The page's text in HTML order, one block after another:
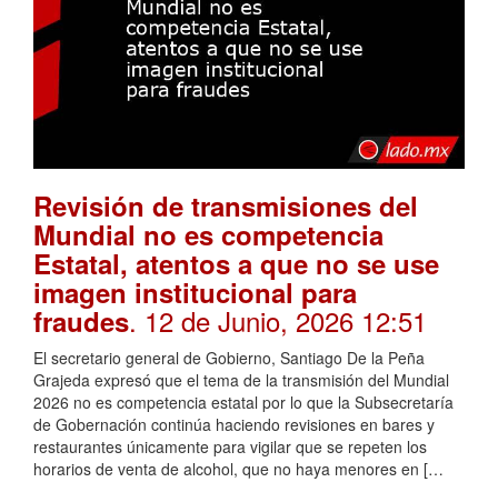
Revisión de transmisiones del
Mundial no es competencia
Estatal, atentos a que no se use
imagen institucional para
fraudes. 12 de Junio, 2026 12:51
El secretario general de Gobierno, Santiago De la Peña
Grajeda expresó que el tema de la transmisión del Mundial
2026 no es competencia estatal por lo que la Subsecretaría
de Gobernación continúa haciendo revisiones en bares y
restaurantes únicamente para vigilar que se repeten los
horarios de venta de alcohol, que no haya menores en […